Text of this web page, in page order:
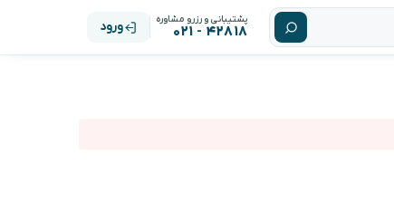
پشتیبانی و رزرو مشاوره
۴۲۸۱۸ - ۰۲۱ ورود